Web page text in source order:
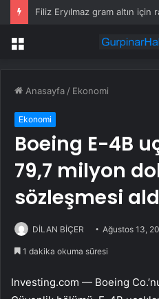
Menü
Anasayfa / Ekonomi
Ekonomi
Boeing E-4B
79,7 milyon
sözleşmesi
DİLAN BİÇER Ağustos 13,
1 dakika okuma süresi
Investing.com — Boeing